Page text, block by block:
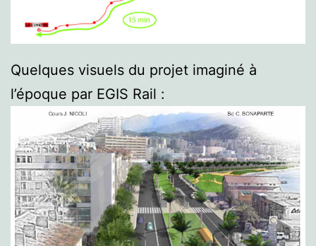
Quelques visuels du projet imaginé à
l’époque par EGIS Rail :